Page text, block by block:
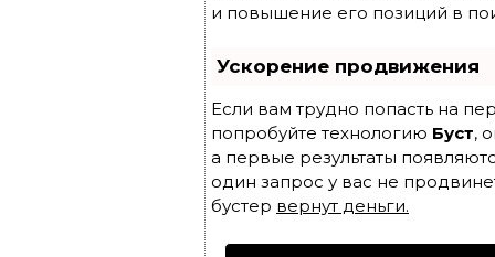
и повышение его позиций в
Ускорение продвижения
Если вам трудно попасть на
попробуйте технологию Буст,
а первые результаты
один запрос у вас не
бустер вернут деньги.